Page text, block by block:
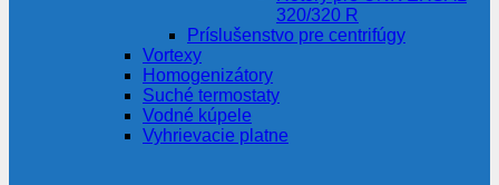
320/320 R
Príslušenstvo pre centrifúgy
Vortexy
Homogenizátory
Suché termostaty
Vodné kúpele
Vyhrievacie platne